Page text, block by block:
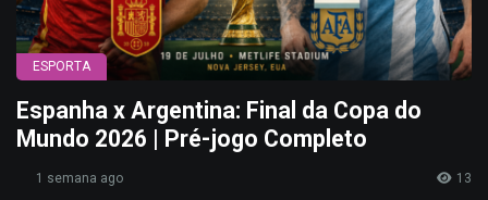
ESPORTA
Espanha x Argentina: Final da Copa do
Mundo 2026 | Pré-jogo Completo
1 semana ago 13